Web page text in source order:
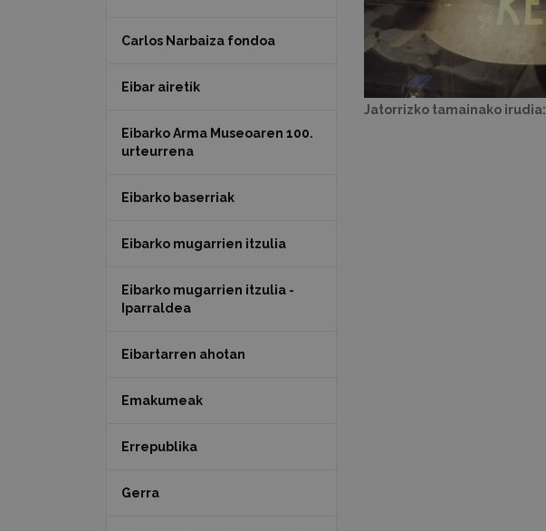
Jatorrizko tamainako irudia:
Carlos Narbaiza fondoa
Eibar airetik
Eibarko Arma Museoaren 100.
urteurrena
Eibarko baserriak
Eibarko mugarrien itzulia
Eibarko mugarrien itzulia -
Iparraldea
Eibartarren ahotan
Emakumeak
Errepublika
Gerra